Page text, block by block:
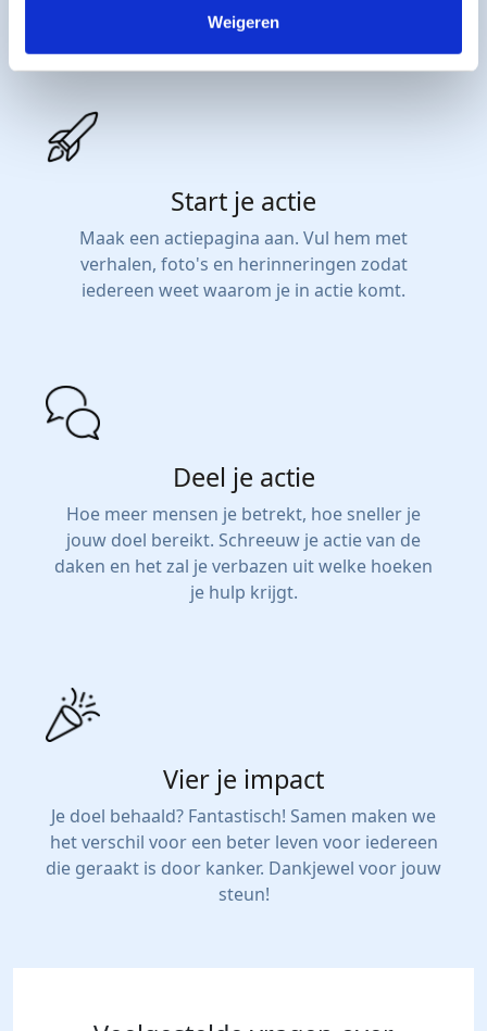
Weigeren
Zo werkt het
Start je actie
Maak een actiepagina aan. Vul hem met
verhalen, foto's en herinneringen zodat
iedereen weet waarom je in actie komt.
Deel je actie
Hoe meer mensen je betrekt, hoe sneller je
jouw doel bereikt. Schreeuw je actie van de
daken en het zal je verbazen uit welke hoeken
je hulp krijgt.
Vier je impact
Je doel behaald? Fantastisch! Samen maken we
het verschil voor een beter leven voor iedereen
die geraakt is door kanker. Dankjewel voor jouw
steun!